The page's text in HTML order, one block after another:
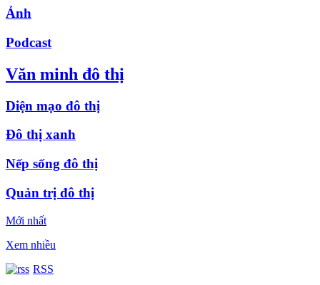
Ảnh
Podcast
Văn minh đô thị
Diện mạo đô thị
Đô thị xanh
Nếp sống đô thị
Quản trị đô thị
Mới nhất
Xem nhiều
RSS